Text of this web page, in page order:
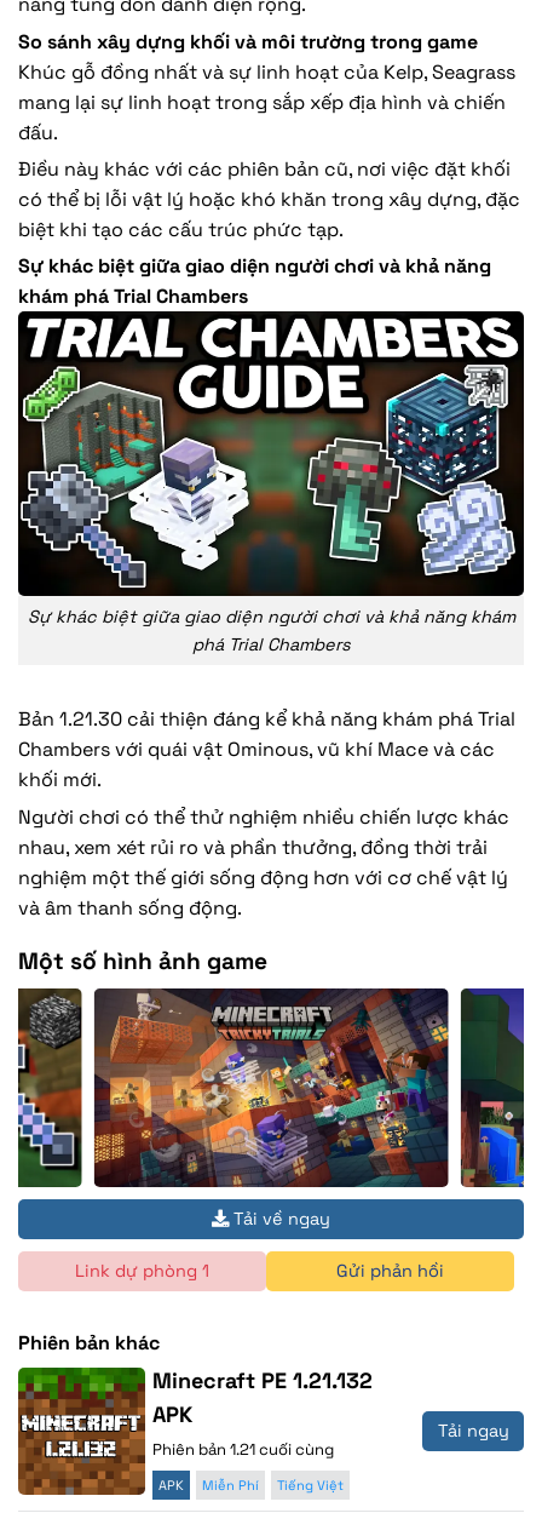
So sánh xây dựng khối và môi trường trong game
Khúc gỗ đồng nhất và sự linh hoạt của Kelp, Seagrass
mang lại sự linh hoạt trong sắp xếp địa hình và chiến
đấu.
Điều này khác với các phiên bản cũ, nơi việc đặt khối
có thể bị lỗi vật lý hoặc khó khăn trong xây dựng, đặc
biệt khi tạo các cấu trúc phức tạp.
Sự khác biệt giữa giao diện người chơi và khả năng
khám phá Trial Chambers
Sự khác biệt giữa giao diện người chơi và khả năng khám
phá Trial Chambers
Bản 1.21.30 cải thiện đáng kể khả năng khám phá Trial
Chambers với quái vật Ominous, vũ khí Mace và các
khối mới.
Người chơi có thể thử nghiệm nhiều chiến lược khác
nhau, xem xét rủi ro và phần thưởng, đồng thời trải
nghiệm một thế giới sống động hơn với cơ chế vật lý
và âm thanh sống động.
Một số hình ảnh game
Tải về ngay
Link dự phòng 1 Gửi phản hồi
Phiên bản khác
Minecraft PE 1.21.132
APK
Phiên bản 1.21 cuối cùng
APK Miễn Phí Tiếng Việt
Tải ngay